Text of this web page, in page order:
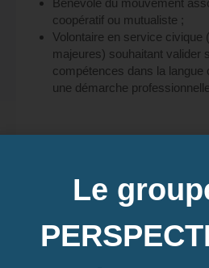
Bénévole du mouvement
coopératif ou mutualiste ;
Volontaire en service civique
majeures) souhaitant valider
compétences dans la langue
une démarche
Le